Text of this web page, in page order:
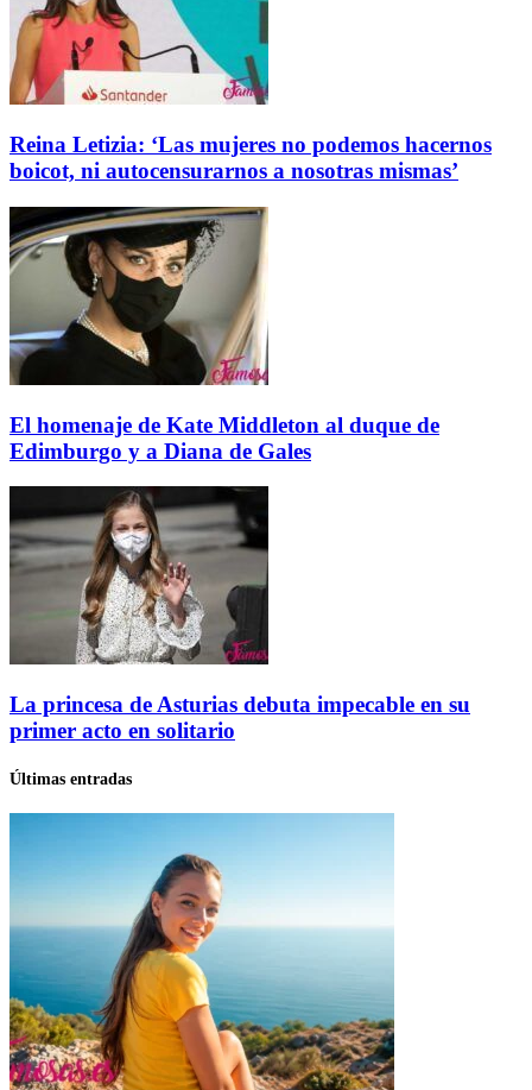
Reina Letizia: ‘Las mujeres no podemos hacernos
boicot, ni autocensurarnos a nosotras mismas’
El homenaje de Kate Middleton al duque de
Edimburgo y a Diana de Gales
La princesa de Asturias debuta impecable en su
primer acto en solitario
Últimas entradas